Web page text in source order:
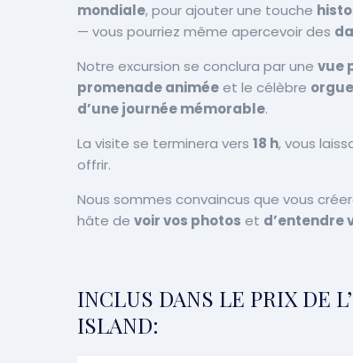
mondiale, pour ajouter une touche
— vous pourriez même apercevoir des
Notre excursion se conclura par une vue
promenade animéeet le célèbre
d’une journée mémorable.
La visite se terminera vers 18 h, vous
offrir.
Nous sommes convaincus que vous
hâte de voir vos photos et d’entendre
INCLUS DANS LE PRIX DE
ISLAND: